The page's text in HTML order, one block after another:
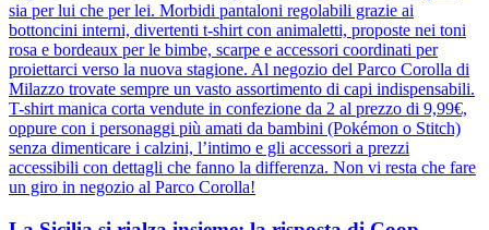
sia per lui che per lei. Morbidi pantaloni regolabili grazie ai
bottoncini interni, divertenti t-shirt con animaletti, proposte nei toni
rosa e bordeaux per le bimbe, scarpe e accessori coordinati per
proiettarci verso la nuova stagione. Al negozio del Parco Corolla di
Milazzo trovate sempre un vasto assortimento di capi indispensabili.
T-shirt manica corta vendute in confezione da 2 al prezzo di 9,99€,
oppure con i personaggi più amati da bambini (Pokémon o Stitch)
senza dimenticare i calzini, l’intimo e gli accessori a prezzi
accessibili con dettagli che fanno la differenza. Non vi resta che fare
un giro in negozio al Parco Corolla!